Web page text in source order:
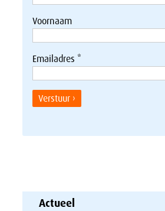
Voornaam
Emailadres *
Verstuur ›
Actueel